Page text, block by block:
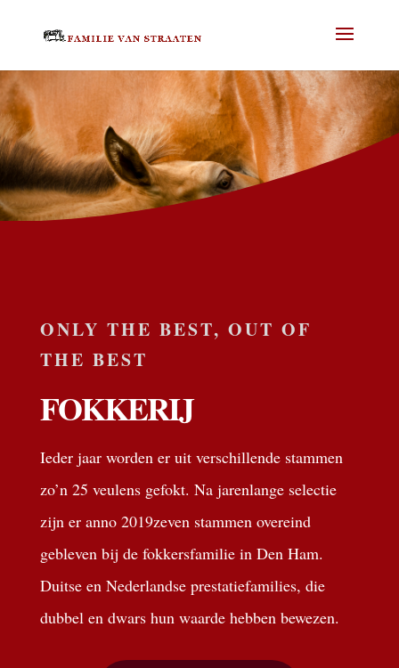
ONLY THE BEST, OUT OF
THE BEST
FOKKERIJ
Ieder jaar worden er uit verschillende stammen
zo’n 25 veulens gefokt. Na jarenlange selectie
zijn er anno 2019zeven stammen overeind
gebleven bij de fokkersfamilie in Den Ham.
Duitse en Nederlandse prestatiefamilies, die
dubbel en dwars hun waarde hebben bewezen.